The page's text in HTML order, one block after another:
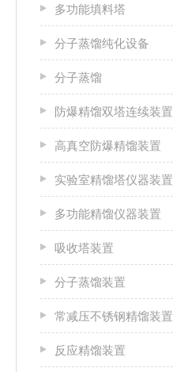
多功能填料塔
分子蒸馏纯化设备
分子蒸馏
防爆精馏双塔连续装置
高真空防爆精馏装置
实验室精馏塔仪器装置
多功能精馏仪器装置
吸收塔装置
分子蒸馏装置
常减压不锈钢精馏装置
反应精馏装置